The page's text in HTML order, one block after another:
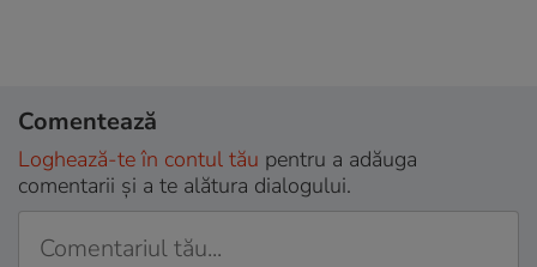
Comentează
Loghează-te în contul tău pentru a adăuga
comentarii și a te alătura dialogului.